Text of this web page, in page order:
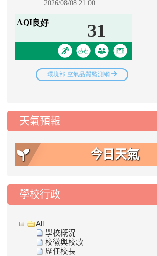
天氣預報
今日天氣
學校行政
All
學校概況
校徽與校歌
歷任校長